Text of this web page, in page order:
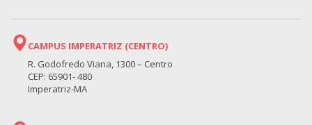
CAMPUS IMPERATRIZ (CENTRO)
R. Godofredo Viana, 1300 – Centro
CEP: 65901- 480
Imperatriz-MA